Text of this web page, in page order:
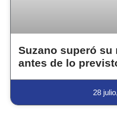
Suzano superó su
antes de lo
28